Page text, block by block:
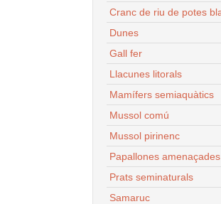
Cranc de riu de potes
Dunes
Gall fer
Llacunes litorals
Mamífers semiaquàtics
Mussol comú
Mussol pirinenc
Papallones amenaçades
Prats seminaturals
Samaruc